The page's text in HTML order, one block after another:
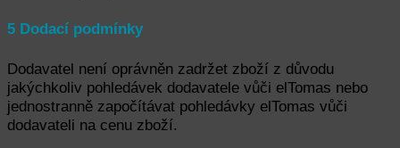
5 Dodací podmínky
Dodavatel není oprávněn zadržet zboží z důvodu
jakýchkoliv pohledávek dodavatele vůči elTomas nebo
jednostranně započítávat pohledávky elTomas vůči
dodavateli na cenu zboží.